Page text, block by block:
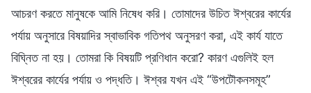
আচরণ করতে মানুষকে আমি নিষেধ করি। তোমাদের উচিত ঈশ্বরের কার্যের
পর্যায় অনুসারে বিষয়াদির স্বাভাবিক গতিপথ অনুসরণ করা, এই কার্য যাতে
বিঘ্নিত না হয়। তোমরা কি বিষয়টি প্রণিধান করো? কারণ এগুলিই হল
ঈশ্বরের কার্যের পর্যায় ও পদ্ধতি। ঈশ্বর যখন এই “উপটৌকনসমূহ”